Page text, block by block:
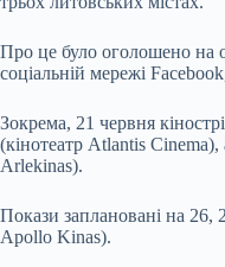
Про це було оголошено на
соціальній мережі
Зокрема, 21 червня
(кінотеатр Atlantis
Arlekinas).
Покази заплановані на 26,
Apollo Kinas).